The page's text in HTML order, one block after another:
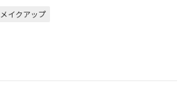
メイクアップ